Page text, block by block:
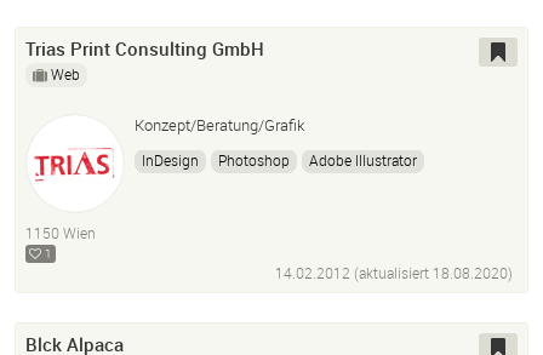
Trias Print Consulting GmbH
Web
Konzept/Beratung/Grafik
InDesign Photoshop
Adobe Illustrator
1150 Wien
1
14.02.2012 (aktualisiert 18.08.2020)
Blck Alpaca